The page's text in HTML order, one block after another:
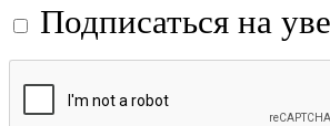
Подписаться на